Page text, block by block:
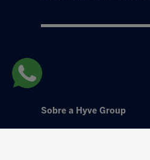
Sobre a Hyve Group